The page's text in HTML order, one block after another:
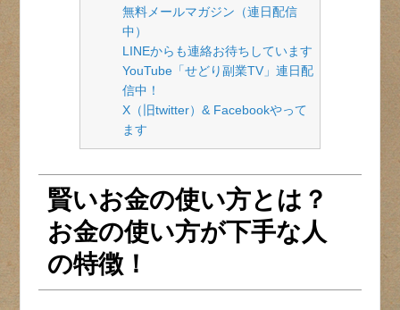
無料メールマガジン（連日配信
中）
LINEからも連絡お待ちしています
YouTube「せどり副業TV」連日配
信中！
X（旧twitter）& Facebookやって
ます
賢いお金の使い方とは？
お金の使い方が下手な人
の特徴！